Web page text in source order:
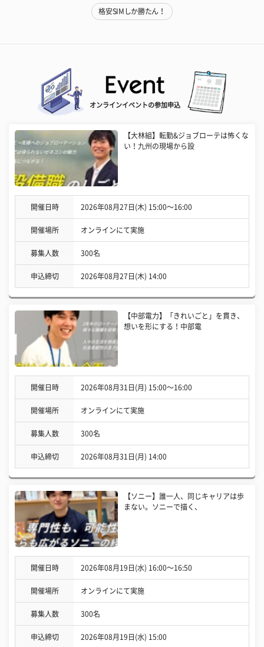
格安SIMしか勝たん！
オンラインイベントの参加申込
【大林組】転勤&ジョブローテは怖くな
い！九州の現場から設
開催日時 2026年08月27日(木) 15:00〜16:00
開催場所 オンラインにて実施
募集人数 300名
申込締切 2026年08月27日(木) 14:00
【中部電力】「きれいごと」を貫き、
想いを形にする！中部電
開催日時 2026年08月31日(月) 15:00〜16:00
開催場所 オンラインにて実施
募集人数 300名
申込締切 2026年08月31日(月) 14:00
【ソニー】誰一人、同じキャリアは歩
まない。ソニーで描く、
開催日時 2026年08月19日(水) 16:00〜16:50
開催場所 オンラインにて実施
募集人数 300名
申込締切 2026年08月19日(水) 15:00